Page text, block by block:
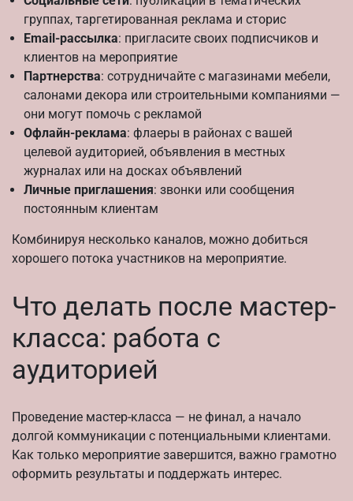
группах, таргетированная реклама и сторис
Email-рассылка: пригласите своих подписчиков и
клиентов на мероприятие
Партнерства: сотрудничайте с магазинами мебели,
салонами декора или строительными компаниями —
они могут помочь с рекламой
Офлайн-реклама: флаеры в районах с вашей
целевой аудиторией, объявления в местных
журналах или на досках объявлений
Личные приглашения: звонки или сообщения
постоянным клиентам
Комбинируя несколько каналов, можно добиться
хорошего потока участников на мероприятие.
Что делать после мастер-
класса: работа с
аудиторией
Проведение мастер-класса — не финал, а начало
долгой коммуникации с потенциальными клиентами.
Как только мероприятие завершится, важно грамотно
оформить результаты и поддержать интерес.